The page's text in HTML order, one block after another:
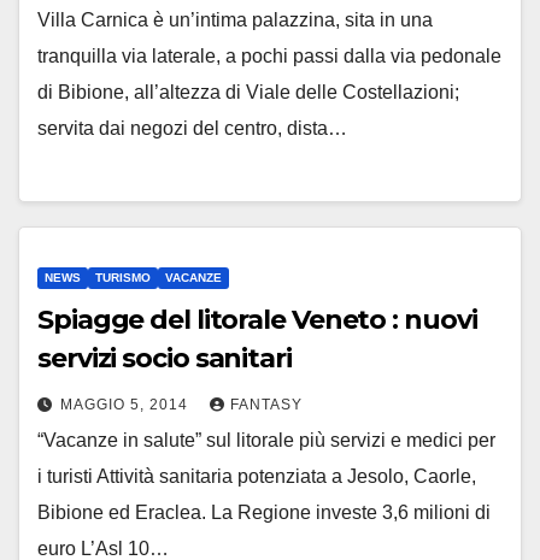
Villa Carnica è un’intima palazzina, sita in una
tranquilla via laterale, a pochi passi dalla via pedonale
di Bibione, all’altezza di Viale delle Costellazioni;
servita dai negozi del centro, dista…
NEWS TURISMO VACANZE
Spiagge del litorale Veneto : nuovi
servizi socio sanitari
MAGGIO 5, 2014 FANTASY
“Vacanze in salute” sul litorale più servizi e medici per
i turisti Attività sanitaria potenziata a Jesolo, Caorle,
Bibione ed Eraclea. La Regione investe 3,6 milioni di
euro L’Asl 10…